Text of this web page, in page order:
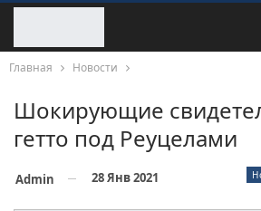
Главная Новости
Шокирующие
гетто под Реуцелами
Admin 28 Янв 2021